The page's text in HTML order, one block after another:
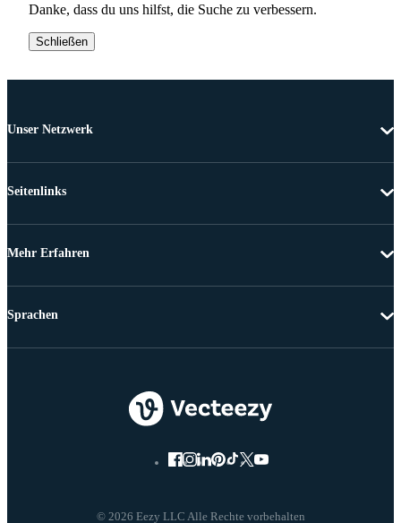
Danke, dass du uns hilfst, die Suche zu verbessern.
Schließen
Unser Netzwerk
Seitenlinks
Mehr Erfahren
© 2026 Eezy LLC Alle Rechte vorbehalten
Sprachen